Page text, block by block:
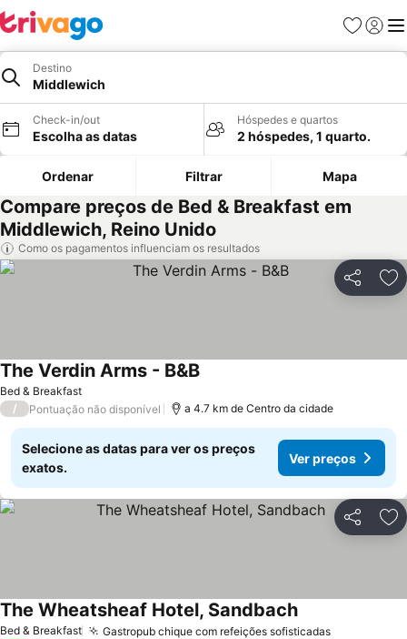
Favoritos
Iniciar
Destino
Middlewich
Check-in/out
Escolha as datas
Hóspedes e quartos
2 hóspedes, 1 quarto.
Ordenar Filtrar Mapa
Compare preços de Bed & Breakfast em
Middlewich, Reino Unido
Como os pagamentos influenciam os resultados
Partilhar
Bed & Breakfast
The Verdin Arms - B&B
/ Pontuação não disponível a 4.7 km de Centro da cidade
Selecione as datas para ver os preços
exatos.
Ver preços
Partilhar
Bed & Breakfast Gastropub chique com refeições sofisticadas
The Wheatsheaf Hotel, Sandbach